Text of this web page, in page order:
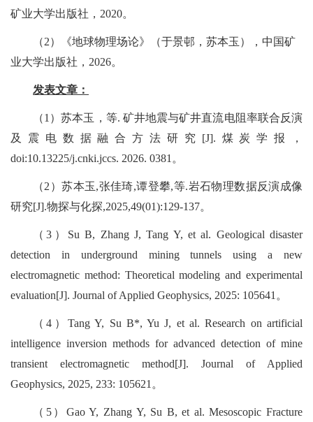
矿业大学出版社， 2020。
（2）《地球物理场论》（于景邨，苏本玉），中国矿
业大学出版社， 2026。
发表文章：
（1 ）苏本玉，等. 矿井地震与矿井直流电阻率联合反演
及震电数据融合方法研究 [J]. 煤炭学报，
doi:10.13225/j.cnki.jccs. 2026. 0381 。
（2 ）苏本玉,张佳琦,谭登攀,等.岩石物理数据反演成像
研究[J].物探与化探,2025,49(01):129-137。
（3 ） Su B, Zhang J, Tang Y, et al. Geological disaster
detection in underground mining tunnels using a new
electromagnetic method: Theoretical modeling and experimental
evaluation[J]. Journal of Applied Geophysics, 2025: 105641 。
（4 ） Tang Y, Su B*, Yu J, et al. Research on artificial
intelligence inversion methods for advanced detection of mine
transient electromagnetic method[J]. Journal of Applied
Geophysics, 2025, 233: 105621 。
（ 5） Gao Y, Zhang Y, Su B, et al. Mesoscopic Fracture